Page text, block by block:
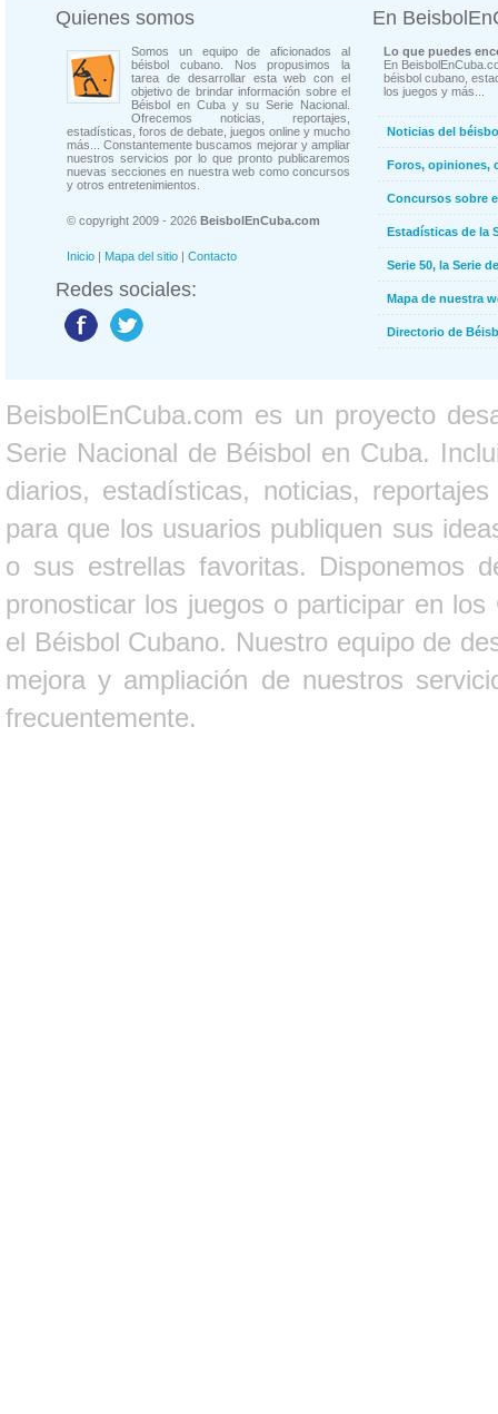
Quienes somos
Somos un equipo de aficionados al
béisbol cubano. Nos propusimos la
tarea de desarrollar esta web con el
objetivo de brindar información sobre el
Béisbol en Cuba y su Serie Nacional.
Ofrecemos noticias, reportajes,
estadísticas, foros de debate, juegos online y mucho
más... Constantemente buscamos mejorar y ampliar
nuestros servicios por lo que pronto publicaremos
nuevas secciones en nuestra web como concursos
y otros entretenimientos.
© copyright 2009 - 2026 BeisbolEnCuba.com
Inicio | Mapa del sitio | Contacto
Redes sociales:
En
Lo que puedes
En
béisbol cubano,
los juegos y más...
Noticias del
Foros, opiniones,
Concursos sobre
Estadísticas de la
Serie 50, la Serie
Mapa de nuestra
Directorio de
BeisbolEnCuba.com es un proyecto
Serie Nacional de Béisbol en Cuba.
diarios, estadísticas, noticias,
para que los usuarios publiquen sus
o sus estrellas favoritas. Disponemos
pronosticar los juegos o participar en
el Béisbol Cubano. Nuestro equipo de
mejora y ampliación de nuestros
frecuentemente.